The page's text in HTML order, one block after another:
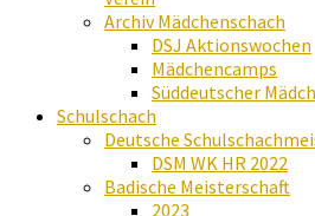
Archiv Mädchenschach
DSJ Aktionswochen
Mädchencamps
Süddeutscher
Schulschach
Deutsche
DSM WK HR 2022
Badische Meisterschaft
2023